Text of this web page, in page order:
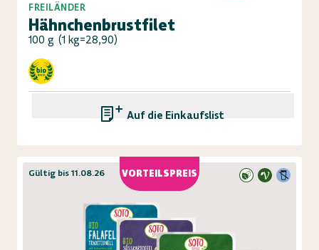
FREILÄNDER
Hähnchenbrustfilet
100 g (1 kg=28,90)
Auf die Einkaufsliste
VORTEILSPREIS
Gültig bis 11.08.26